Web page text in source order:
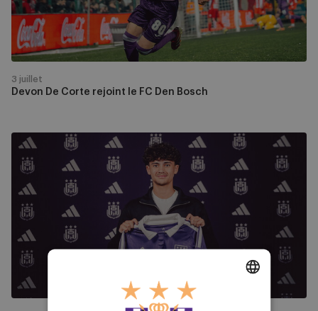
Den
Bosch
Devon De Corte rejoint le FC Den Bosch
3 juillet
Premier
contrat
pro
pour
Daniel
Deldicq